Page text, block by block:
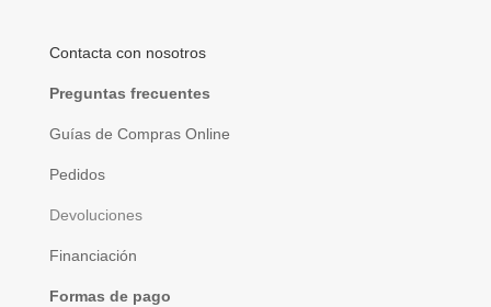
Contacta con nosotros
Preguntas frecuentes
Guías de Compras Online
Pedidos
Devoluciones
Financiación
Formas de pago